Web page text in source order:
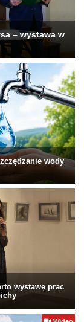
– wystawa w
wody
wystawę prac